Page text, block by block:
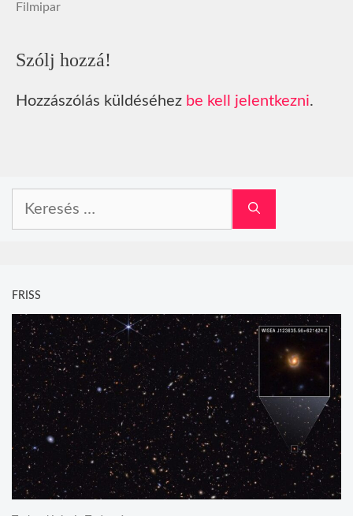
Filmipar
Szólj hozzá!
Hozzászólás küldéséhez be kell jelentkezni.
FRISS